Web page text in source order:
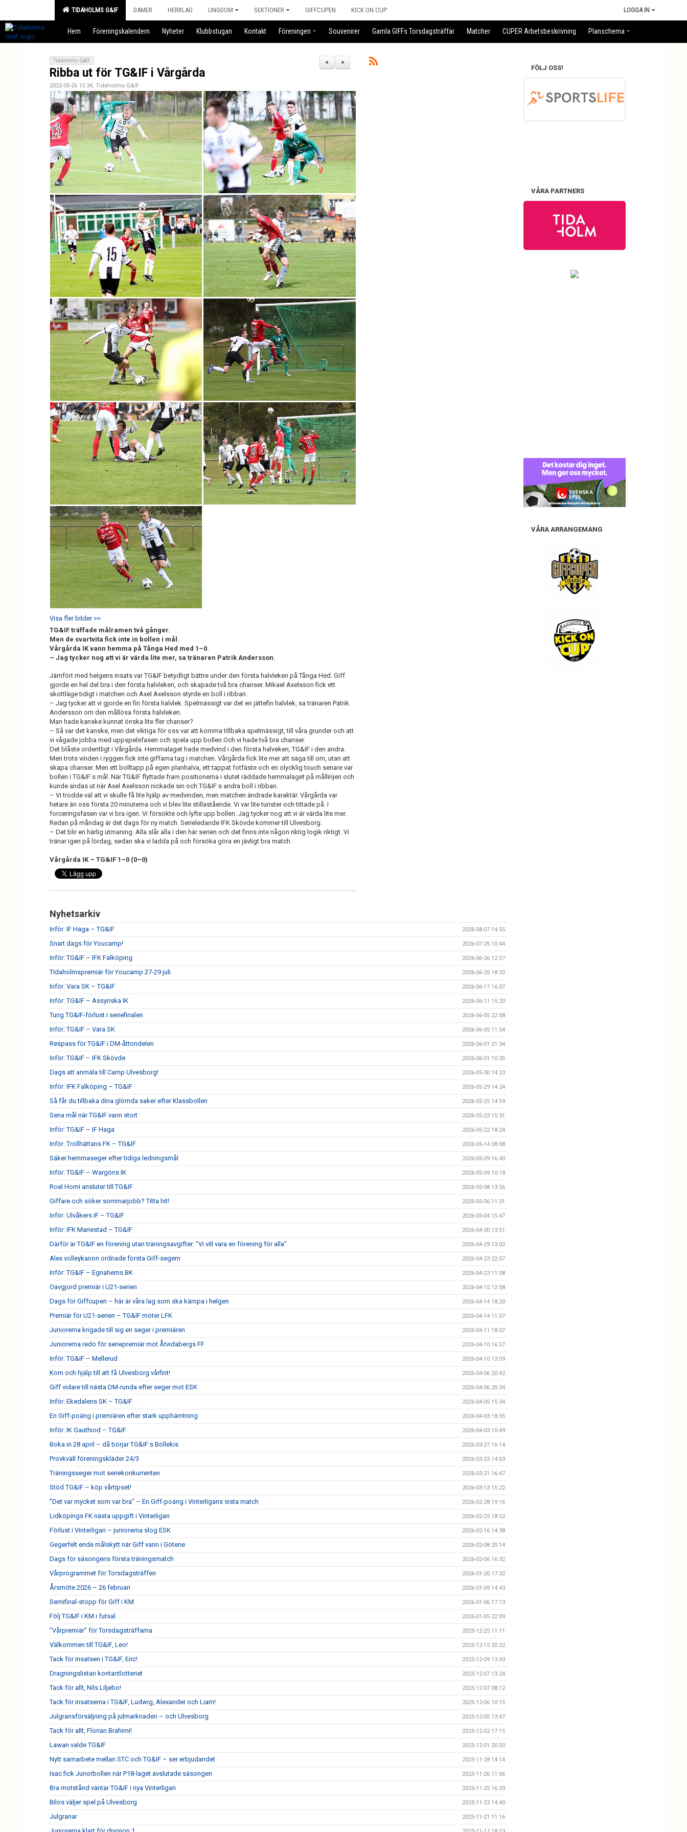
TIDAHOLMS G&IF DAMER HERRLAG UNGDOM SEKTIONER GIFFCUPEN KICK ON CUP LOGGA IN
Hem Föreningskalendern Nyheter Klubbstugan Kontakt Föreningen Souvenirer Gamla GIFFs Torsdagsträffar Matcher CUPER Arbetsbeskrivning Planschema
>
<
Tidaholms G&IF
Ribba ut för TG&IF i Vårgårda
2022-05-26 15:34, Tidaholms G&IF
Visa fler bilder >>
TG&IF träffade målramen två gånger.
Men de svartvita fick inte in bollen i mål.
Vårgårda IK vann hemma på Tånga Hed med 1–0.
– Jag tycker nog att vi är värda lite mer, sa tränaren Patrik Andersson.
Jämfört med helgens insats var TG&IF betydligt bättre under den första halvleken på Tånga Hed. Giff
gjorde en hel del bra i den första halvleken, och skapade två bra chanser. Mikael Axelsson fick ett
skottläge tidigt i matchen och Axel Axelsson styrde en boll i ribban.
– Jag tycker att vi gjorde en fin första halvlek. Spelmässigt var det en jättefin halvlek, sa tränaren Patrik
Andersson om den mållösa första halvleken.
Man hade kanske kunnat önska lite fler chanser?
– Så var det kanske, men det viktiga för oss var att komma tillbaka spelmässigt, till våra grunder och att
vi vågade jobba med uppspelsfasen och spela upp bollen.Och vi hade två bra chanser.
Det blåste ordentligt i Vårgårda. Hemmalaget hade medvind i den första halveken, TG&IF i den andra.
Men trots vinden i ryggen fick inte giffarna tag i matchen. Vårgårda fick lite mer att säga till om, utan att
skapa chanser. Men ett bolltapp på egen planhalva, ett tappat fotfäste och en olycklig touch senare var
bollen i TG&IF:s mål. När TG&IF flyttade fram positionerna i slutet räddade hemmalaget på mållinjen och
kunde andas ut när Axel Axelsson nickade sin och TG&IF:s andra boll i ribban.
– Vi trodde väl att vi skulle få lite hjälp av medvinden, men matchen ändrade karaktär. Vårgårda var
hetare än oss första 20 minuterna och vi blev lite stillastående. Vi var lite turister och tittade på. I
forceringsfasen var vi bra igen. Vi försökte och lyfte upp bollen. Jag tycker nog att vi är värda lite mer.
Redan på måndag är det dags för ny match. Serieledande IFK Skövde kommer till Ulvesborg.
– Det blir en härlig utmaning. Alla slår alla i den här serien och det finns inte någon riktig logik riktigt. Vi
tränar igen på lördag, sedan ska vi ladda på och försöka göra en jävligt bra match.
Vårgårda IK – TG&IF 1–0 (0–0)
Nyhetsarkiv
Inför: IF Haga – TG&IF 2026-08-07 14:55
Snart dags för Youcamp! 2026-07-25 10:44
Inför: TG&IF – IFK Falköping 2026-06-26 12:57
TIdaholmspremiär för Youcamp 27-29 juli 2026-06-25 18:32
Inför: Vara SK – TG&IF 2026-06-17 16:07
Inför: TG&IF – Assyriska IK 2026-06-11 15:20
Tung TG&IF-förlust i seriefinalen 2026-06-05 22:08
Inför: TG&IF – Vara SK 2026-06-05 11:54
Respass för TG&IF i DM-åttondelen 2026-06-01 21:34
Inför: TG&IF – IFK Skövde 2026-06-01 10:35
Dags att anmäla till Camp Ulvesborg! 2026-05-30 14:23
Inför: IFK Falköping – TG&IF 2026-05-29 14:24
Så får du tillbaka dina glömda saker efter Klassbollen 2026-05-25 14:59
Sena mål när TG&IF vann stort 2026-05-23 15:31
Inför: TG&IF – IF Haga 2026-05-22 18:24
Inför: Trollhättans FK – TG&IF 2026-05-14 08:08
Säker hemmaseger efter tidiga ledningsmål 2026-05-09 16:40
Inför: TG&IF – Wargöns IK 2026-05-09 10:18
Roel Homi ansluter till TG&IF 2026-05-08 13:56
Giffare och söker sommarjobb? Titta hit! 2026-05-06 11:31
Inför: Ulvåkers IF – TG&IF 2026-05-04 15:47
Inför: IFK Mariestad – TG&IF 2026-04-30 13:51
Därför är TG&IF en förening utan träningsavgifter: ”Vi vill vara en förening för alla” 2026-04-29 13:02
Alex volleykanon ordnade första Giff-segern 2026-04-23 22:07
Inför: TG&IF – Egnahems BK 2026-04-23 11:08
Oavgjord premiär i U21-serien 2026-04-15 12:58
Dags för Giffcupen – här är våra lag som ska kämpa i helgen 2026-04-14 18:20
Premiär för U21-serien – TG&IF möter LFK 2026-04-14 11:07
Juniorerna krigade till sig en seger i premiären 2026-04-11 18:07
Juniorerna redo för seriepremiär mot Åtvidabergs FF 2026-04-10 16:57
Inför: TG&IF – Mellerud 2026-04-10 13:09
Kom och hjälp till att få Ulvesborg vårfint! 2026-04-06 20:42
Giff vidare till nästa DM-runda efter seger mot ESK 2026-04-06 20:34
Inför: Ekedalens SK – TG&IF 2026-04-05 15:34
En Giff-poäng i premiären efter stark upphämtning 2026-04-03 18:35
Inför: IK Gauthiod – TG&IF 2026-04-03 10:49
Boka in 28 april – då börjar TG&IF:s Bollekis 2026-03-27 16:14
Provkväll föreningskläder 24/3 2026-03-23 14:03
Träningsseger mot seriekonkurrenten 2026-03-21 16:47
Stöd TG&IF – köp vårtipset! 2026-03-13 15:22
”Det var mycket som var bra” – En Giff-poäng i Vinterligans sista match 2026-02-28 19:16
Lidköpings FK nästa uppgift i Vinterligan 2026-02-25 18:52
Förlust i Vinterligan – juniorerna slog ESK 2026-02-16 14:38
Gegerfelt ende målskytt när Giff vann i Götene 2026-02-08 20:14
Dags för säsongens första träningsmatch 2026-02-06 16:32
Vårprogrammet för Torsdagsträffen 2026-01-20 17:32
Årsmöte 2026 – 26 februari 2026-01-09 14:43
Semifinal-stopp för Giff i KM 2026-01-06 17:13
Följ TG&IF i KM i futsal 2026-01-05 22:09
”Vårpremiär” för Torsdagsträffarna 2025-12-25 11:11
Välkommen till TG&IF, Leo! 2025-12-15 20:22
Tack för insatsen i TG&IF, Eric! 2025-12-09 13:43
Dragningslistan kontantlotteriet 2025-12-07 13:24
Tack för allt, Nils Liljebo! 2025-12-07 08:12
Tack för insatserna i TG&IF, Ludwig, Alexander och Liam! 2025-12-06 10:15
Julgransförsäljning på julmarknaden – och Ulvesborg 2025-12-05 13:47
Tack för allt, Florian Brahimi! 2025-12-02 17:15
Lawan valde TG&IF 2025-12-01 20:50
Nytt samarbete mellan STC och TG&IF – ser erbjudandet 2025-11-28 14:14
Isac fick Junorbollen när P18-laget avslutade säsongen 2025-11-26 11:06
Bra motstånd väntar TG&IF i nya Vinterligan 2025-11-25 16:33
Bilos väljer spel på Ulvesborg 2025-11-23 14:40
Julgranar 2025-11-21 11:16
FÖLJ OSS!
VÅRA PARTNERS
VÅRA ARRANGEMANG